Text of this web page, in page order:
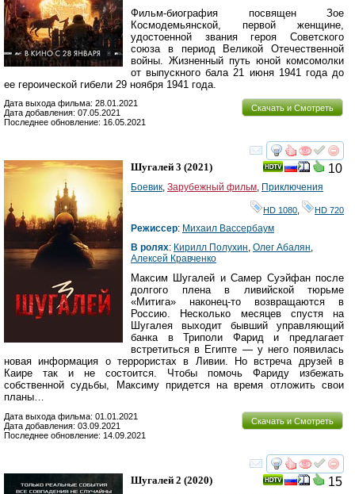
Фильм-биография посвящен Зое
Космодемьянской, первой женщине,
удостоенной звания героя Советского
союза в период Великой Отечественной
войны. Жизненный путь юной комсомолки
от выпускного бала 21 июня 1941 года до
ее героической гибели 29 ноября 1941 года.
Скачать и Смотреть
Дата выхода фильма: 28.01.2021
Дата добавления: 07.05.2021
Последнее обновление: 16.05.2021
смотреть
10
Шугалей 3 (2021)
Боевик, Зарубежный фильм, Приключения
HD 1080 HD 720
Режиссер: Михаил Вассербаум
В ролях: Кирилл Полухин, Олег Абалян,
Алексей Кравченко
Максим Шугалей и Самер Суэйфан после
долгого плена в ливийской тюрьме
«Митига» наконец-то возвращаются в
Россию. Несколько месяцев спустя на
Шугалея выходит бывший управляющий
банка в Триполи Фарид и предлагает
встретиться в Египте — у него появилась
новая информация о террористах в Ливии. Но встреча друзей в
Каире так и не состоится. Чтобы помочь Фариду избежать
собственной судьбы, Максиму придется на время отложить свои
планы…
Скачать и Смотреть
Дата выхода фильма: 01.01.2021
Дата добавления: 03.09.2021
Последнее обновление: 14.09.2021
смотреть
15
Шугалей 2 (2020)